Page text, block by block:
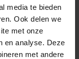
media te bieden
Ook delen we
met onze
en analyse. Deze
met andere